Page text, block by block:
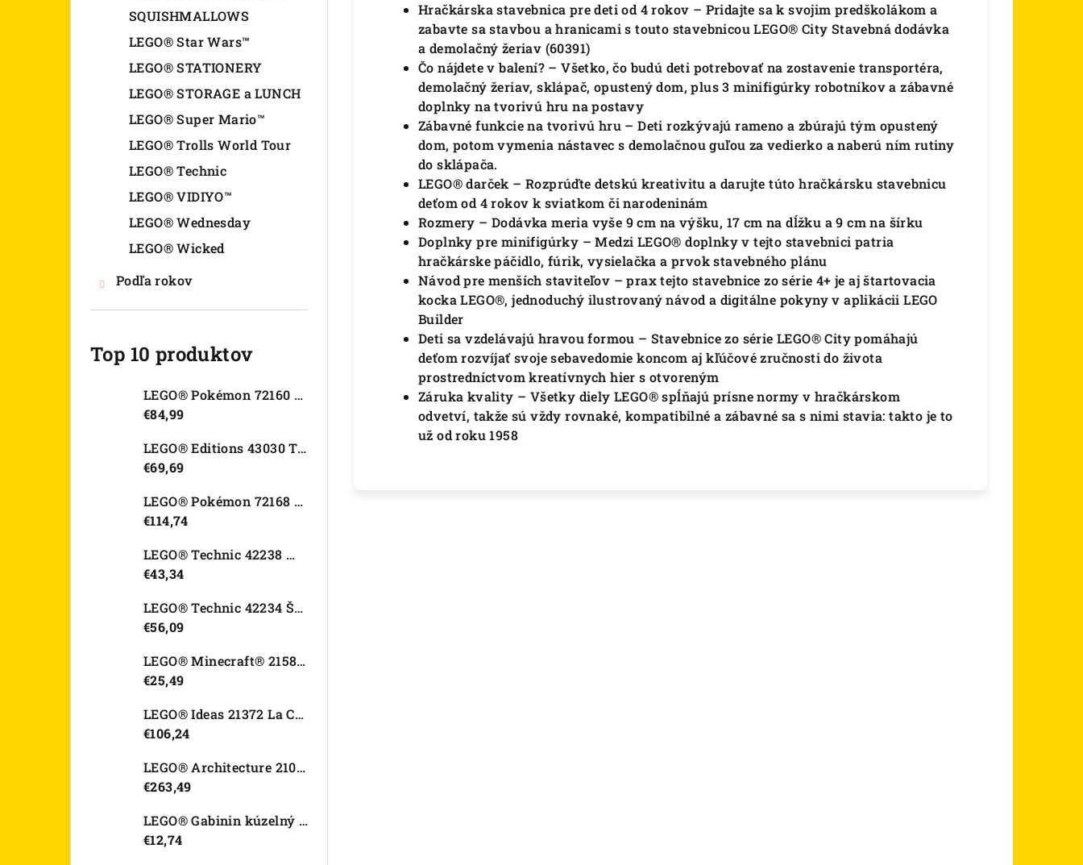
SQUISHMALLOWS
LEGO® Star Wars™
LEGO® STATIONERY
LEGO® STORAGE a LUNCH
LEGO® Super Mario™
LEGO® Trolls World Tour
LEGO® Technic
LEGO® VIDIYO™
LEGO® Wednesday
LEGO® Wicked
Podľa rokov
Top 10 produktov
LEGO® Pokémon 72160 Arcanine
€84,99
LEGO® Editions 43030 Tajná skrýša Olivie Rodrigo
€69,69
LEGO® Pokémon 72168 Rayquaza
€114,74
LEGO® Technic 42238 Motorka Ducati Desmo450 MX Factory
€43,34
LEGO® Technic 42234 Športové auto Dodge Viper GTS-R
€56,09
LEGO® Minecraft® 21582 Kurací džokej
€25,49
LEGO® Ideas 21372 La Catrina
€106,24
LEGO® Architecture 21067 Tower Bridge
€263,49
LEGO® Gabinin kúzelný domček 11212 Záhradný domček Víly mačičky
€12,74
Hračkárska stavebnica pre deti od 4 rokov – Pridajte sa k svojim predškolákom a
zabavte sa stavbou a hranicami s touto stavebnicou LEGO® City Stavebná dodávka
a demolačný žeriav (60391)
Čo nájdete v balení? – Všetko, čo budú deti potrebovať na zostavenie transportéra,
demolačný žeriav, sklápač, opustený dom, plus 3 minifigúrky robotníkov a zábavné
doplnky na tvorivú hru na postavy
Zábavné funkcie na tvorivú hru – Deti rozkývajú rameno a zbúrajú tým opustený
dom, potom vymenia nástavec s demolačnou guľou za vedierko a naberú ním rutiny
do sklápača.
LEGO® darček – Rozprúďte detskú kreativitu a darujte túto hračkársku stavebnicu
deťom od 4 rokov k sviatkom či narodeninám
Rozmery – Dodávka meria vyše 9 cm na výšku, 17 cm na dĺžku a 9 cm na šírku
Doplnky pre minifigúrky – Medzi LEGO® doplnky v tejto stavebnici patria
hračkárske páčidlo, fúrik, vysielačka a prvok stavebného plánu
Návod pre menších staviteľov – prax tejto stavebnice zo série 4+ je aj štartovacia
kocka LEGO®, jednoduchý ilustrovaný návod a digitálne pokyny v aplikácii LEGO
Builder
Deti sa vzdelávajú hravou formou – Stavebnice zo série LEGO® City pomáhajú
deťom rozvíjať svoje sebavedomie koncom aj kľúčové zručnosti do života
prostredníctvom kreatívnych hier s otvoreným
Záruka kvality – Všetky diely LEGO® spĺňajú prísne normy v hračkárskom
odvetví, takže sú vždy rovnaké, kompatibilné a zábavné sa s nimi stavia: takto je to
už od roku 1958